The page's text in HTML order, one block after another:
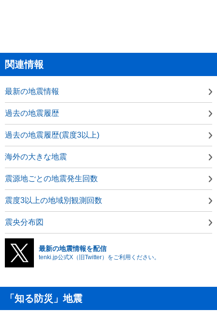
関連情報
最新の地震情報
過去の地震履歴
過去の地震履歴(震度3以上)
海外の大きな地震
震源地ごとの地震発生回数
震度3以上の地域別観測回数
震央分布図
最新の地震情報を配信
tenki.jp公式X（旧Twitter）をご利用ください。
「知る防災」地震